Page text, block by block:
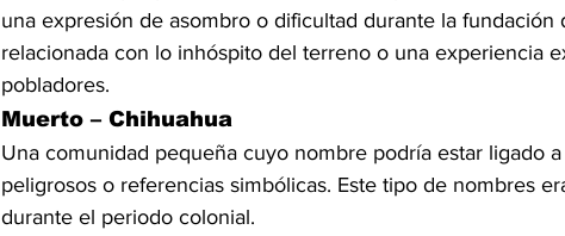
una expresión de asombro o dificultad durante la
relacionada con lo inhóspito del terreno o una experiencia
pobladores.
Muerto – Chihuahua
Una comunidad pequeña cuyo nombre podría estar ligado
peligrosos o referencias simbólicas. Este tipo de nombres
durante el periodo colonial.